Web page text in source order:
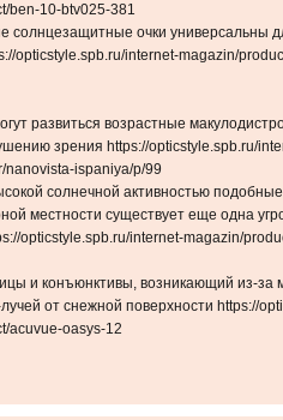
ben-10-btv025-381
солнцезащитные очки универсальны
opticstyle.spb.ru/internet-magazin/
развиться возрастные
зрения https://opticstyle.spb.ru/
nanovista-ispaniya/p/99
солнечной активностью
местности существует еще одна
opticstyle.spb.ru/internet-magazin/
и конъюнктивы, возникающий из-за
от снежной поверхности https://
acuvue-oasys-12